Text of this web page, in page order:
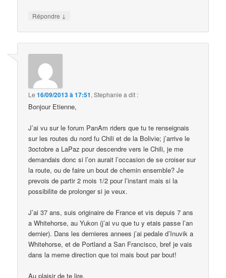
Répondre ↓
Le16/09/2013 à 17:51,Stephanie a dit :
Bonjour Etienne,
J’ai vu sur le forum PanAm riders que tu te renseignais
sur les routes du nord fu Chili et de la Bolivie; j’arrive le
3octobre a LaPaz pour descendre vers le Chili, je me
demandais donc si l’on aurait l’occasion de se croiser sur
la route, ou de faire un bout de chemin ensemble? Je
prevois de partir 2 mois 1/2 pour l’instant mais si la
possibilite de prolonger si je veux.
J’ai 37 ans, suis originaire de France et vis depuis 7 ans
a Whitehorse, au Yukon (j’ai vu que tu y etais passe l’an
dernier). Dans les dernieres annees j’ai pedale d’Inuvik a
Whitehorse, et de Portland a San Francisco, bref je vais
dans la meme direction que toi mais bout par bout!
Au plaisir de te lire,